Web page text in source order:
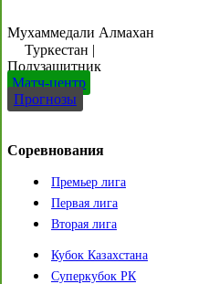
Мухаммедали Алмахан
Туркестан |
Полузащитник
Матч-центр
Прогнозы
Соревнования
Премьер лига
Первая лига
Вторая лига
Кубок Казахстана
Суперкубок РК